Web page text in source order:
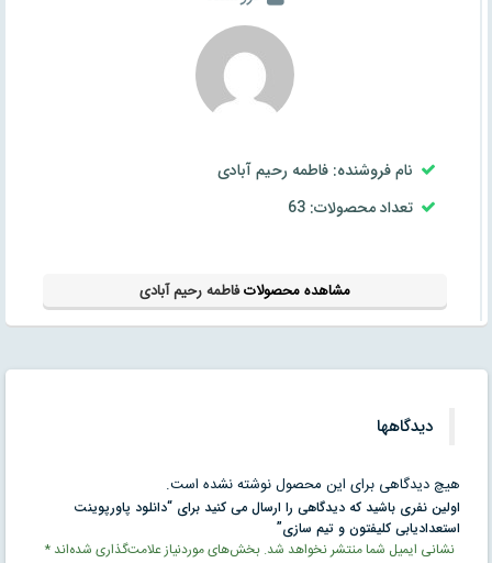
نام فروشنده: فاطمه رحیم آبادی
تعداد محصولات: 63
مشاهده محصولاتفاطمه رحیم آبادی
دیدگاهها
هیچ دیدگاهی برای این محصول نوشته نشده است.
اولین نفری باشید که دیدگاهی را ارسال می کنید برای “دانلود پاورپوینت
استعدادیابی کلیفتون و تیم سازی”
نشانی ایمیل شما منتشر نخواهد شد. بخش‌های موردنیاز علامت‌گذاری شده‌اند*